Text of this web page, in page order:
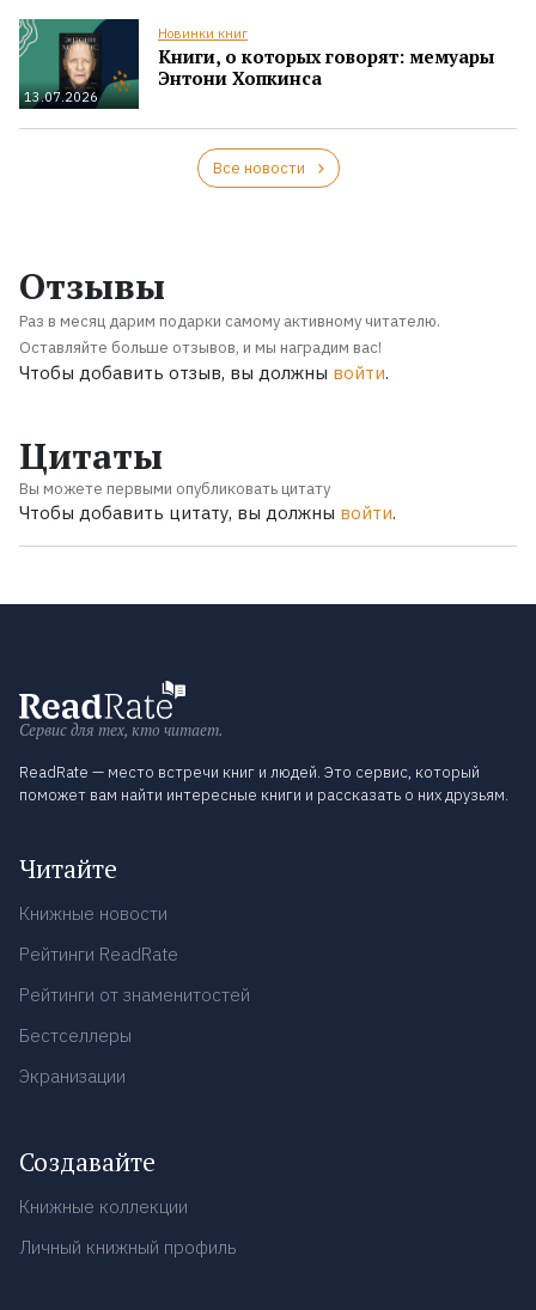
13.07.2026
Новинки книг
Книги, о которых говорят: мемуары
Энтони Хопкинса
Все новости
Отзывы
Раз в месяц дарим подарки самому активному читателю.
Оставляйте больше отзывов, и мы наградим вас!
Чтобы добавить отзыв, вы должны войти.
Цитаты
Вы можете первыми опубликовать цитату
Чтобы добавить цитату, вы должны войти.
Сервис для тех, кто читает.
ReadRate — место встречи книг и людей. Это сервис, который
поможет вам найти интересные книги и рассказать о них друзьям.
Читайте
Книжные новости
Рейтинги ReadRate
Рейтинги от знаменитостей
Бестселлеры
Экранизации
Создавайте
Книжные коллекции
Личный книжный профиль